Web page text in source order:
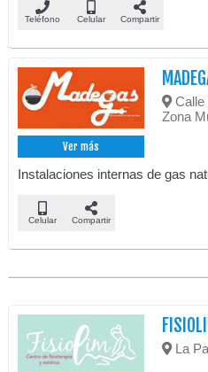
Teléfono Celular Compartir
Ver más
Calle
Zona
Instalaciones internas de gas
Celular Compartir
La